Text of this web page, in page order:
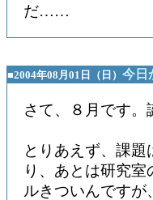
だ……
■2004年08月01日（日） 今日
さて、８月です
とりあえず、課
り、あとは研究
ルきついんです